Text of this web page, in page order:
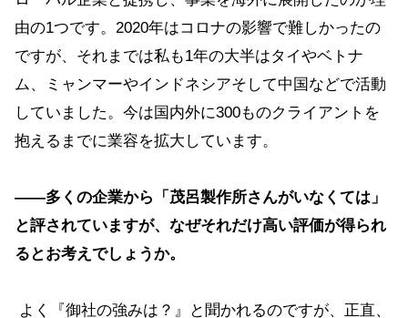
由の1つです。2020年はコロナの影響で難しかったの
ですが、それまでは私も1年の大半はタイやベトナ
ム、ミャンマーやインドネシアそして中国などで活動
していました。今は国内外に300ものクライアントを
抱えるまでに業容を拡大しています。
――多くの企業から「茂呂製作所さんがいなくては」
と評されていますが、なぜそれだけ高い評価が得られ
るとお考えでしょうか。
よく『御社の強みは？』と聞かれるのですが、正直、